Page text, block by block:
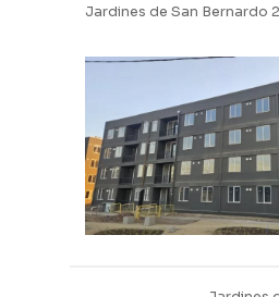
Jardines de San Bernardo 2